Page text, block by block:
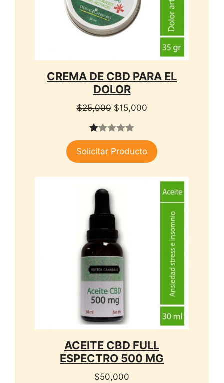
CREMA DE CBD PARA EL
DOLOR
$25,000 El
original
$25,000.
$15,000El
es:
$15,000.
1.
00
Solicitar Producto
ACEITE CBD FULL
ESPECTRO 500 MG
$50,000